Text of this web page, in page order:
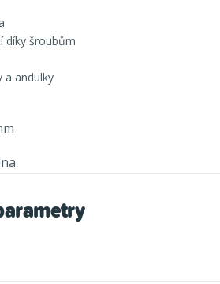
díky šroubům
a andulky